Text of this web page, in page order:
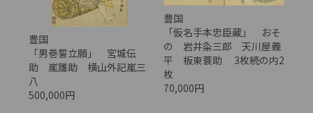
豊国
「男巻誓立願」 宮城伝
助 嵐雛助 横山外記嵐三
八
500,000円
豊国
「仮名手本忠臣蔵」 おそ
の 岩井粂三郎 天川屋義
平 板東蓑助 3枚続の内2
枚
70,000円